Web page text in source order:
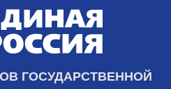
ГОСУДАРСТВЕННОЙ